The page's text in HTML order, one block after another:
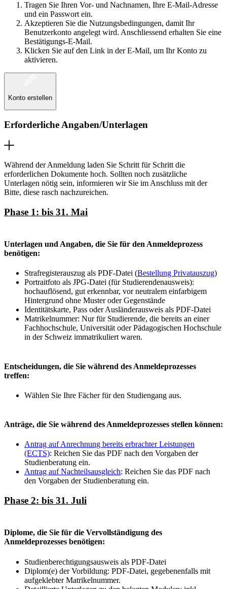
Tragen Sie Ihren Vor- und Nachnamen, Ihre E-Mail-Adresse
und ein Passwort ein.
Akzeptieren Sie die Nutzungsbedingungen, damit Ihr
Benutzerkonto angelegt wird. Anschliessend erhalten Sie eine
Bestätigungs-E-Mail.
Klicken Sie auf den Link in der E-Mail, um Ihr Konto zu
aktivieren.
Konto erstellen
Erforderliche Angaben/Unterlagen
Während der Anmeldung laden Sie Schritt für Schritt die
erforderlichen Dokumente hoch. Sollten noch zusätzliche
Unterlagen nötig sein, informieren wir Sie im Anschluss mit der
Bitte, diese rasch nachzureichen.
Phase 1: bis 31. Mai
Unterlagen und Angaben, die Sie für den Anmeldeprozess
benötigen:
Strafregisterauszug als PDF-Datei (Bestellung Privatauszug)
Portraitfoto als JPG-Datei (für Studierendenausweis):
hochauflösend, gut erkennbar, vor neutralem einfarbigem
Hintergrund ohne Muster oder Gegenstände
Identitätskarte, Pass oder Ausländerausweis als PDF-Datei
Matrikelnummer: Nur für Studierende, die bereits an einer
Fachhochschule, Universität oder Pädagogischen Hochschule
in der Schweiz immatrikuliert waren.
Entscheidungen, die Sie während des Anmeldeprozesses
treffen:
Wählen Sie Ihre Fächer für den Studiengang aus.
Anträge, die Sie während des Anmeldeprozesses stellen können:
Antrag auf Anrechnung bereits erbrachter Leistungen
(ECTS): Reichen Sie das PDF nach den Vorgaben der
Studienberatung ein.
Antrag auf Nachteilsausgleich: Reichen Sie das PDF nach
den Vorgaben der Studienberatung ein.
Phase 2: bis 31. Juli
Diplome, die Sie für die Vervollständigung des
Anmeldeprozesses benötigen:
Studienberechtigungsausweis als PDF-Datei
Diplom(e) der Vorbildung: PDF-Datei, gegebenenfalls mit
aufgeklebter Matrikelnummer.